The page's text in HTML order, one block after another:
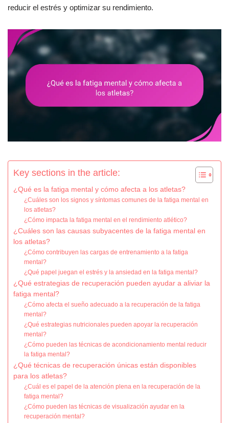
reducir el estrés y optimizar su rendimiento.
Key sections in the article:
¿Qué es la fatiga mental y cómo afecta a los atletas?
¿Cuáles son los signos y síntomas comunes de la fatiga mental en
los atletas?
¿Cómo impacta la fatiga mental en el rendimiento atlético?
¿Cuáles son las causas subyacentes de la fatiga mental en
los atletas?
¿Cómo contribuyen las cargas de entrenamiento a la fatiga
mental?
¿Qué papel juegan el estrés y la ansiedad en la fatiga mental?
¿Qué estrategias de recuperación pueden ayudar a aliviar la
fatiga mental?
¿Cómo afecta el sueño adecuado a la recuperación de la fatiga
mental?
¿Qué estrategias nutricionales pueden apoyar la recuperación
mental?
¿Cómo pueden las técnicas de acondicionamiento mental reducir
la fatiga mental?
¿Qué técnicas de recuperación únicas están disponibles
para los atletas?
¿Cuál es el papel de la atención plena en la recuperación de la
fatiga mental?
¿Cómo pueden las técnicas de visualización ayudar en la
recuperación mental?